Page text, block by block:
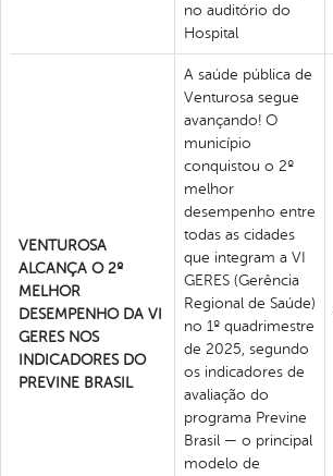
no auditório do
Hospital
VENTUROSA
ALCANÇA O 2º
MELHOR
DESEMPENHO DA VI
GERES NOS
INDICADORES DO
PREVINE BRASIL
A saúde pública de
Venturosa segue
avançando! O
município
conquistou o 2º
melhor
desempenho entre
todas as cidades
que integram a VI
GERES (Gerência
Regional de Saúde)
no 1º quadrimestre
de 2025, segundo
os indicadores de
avaliação do
programa Previne
Brasil — o principal
modelo de